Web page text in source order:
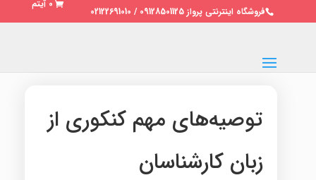
فروشگاه اینترنتی پرواز 09128501125 / 02122691010
0 آیتم
توصیه‌های مهم کنکوری از
زبان کارشناسان